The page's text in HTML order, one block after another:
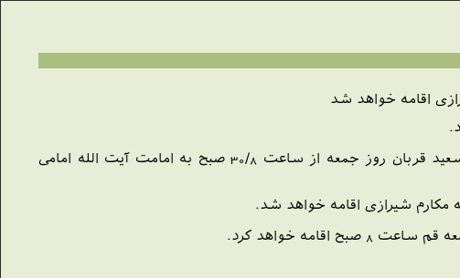
اقامه خواهد شد
براساس گزارش ستاد برگزاری نماز جمعه تهران ،نماز با شكوه عید سعید قربان روز جمعه از ساعت 30/8 صبح به امامت آیت الله امامی
شیرازی اقامه خواهد شد.
خواهد كرد.